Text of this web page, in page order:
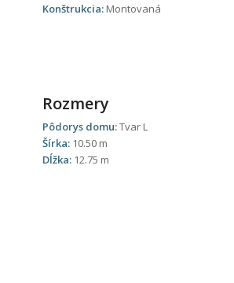
Konštrukcia: Montovaná
Rozmery
Pôdorys domu:Tvar L
Šírka: 10.50 m
Dĺžka: 12.75 m